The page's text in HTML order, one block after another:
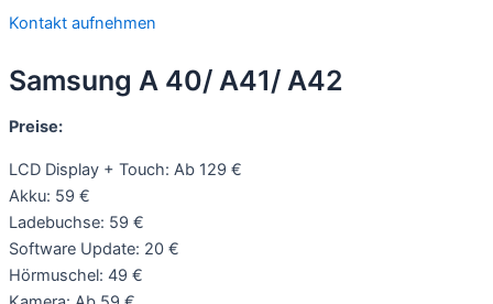
Kontakt aufnehmen
Samsung A 40/ A41/ A42
Preise:
LCD Display + Touch: Ab 129 €
Akku: 59 €
Ladebuchse: 59 €
Software Update: 20 €
Hörmuschel: 49 €